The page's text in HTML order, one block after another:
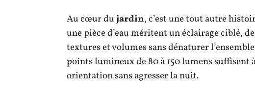
Au cœur dujardin, c’est une tout autre
une pièce d’eau méritent un éclairage ciblé,
textures et volumes sans dénaturer
points lumineux de 80 à 150 lumens suffisent
orientation sans agresser la nuit.